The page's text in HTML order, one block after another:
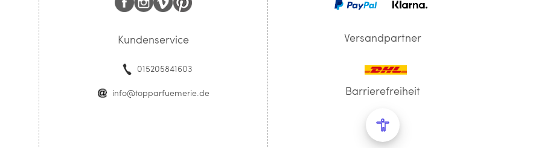
Kundenservice
015205841603
info@topparfuemerie.de
Versandpartner
Barrierefreiheit